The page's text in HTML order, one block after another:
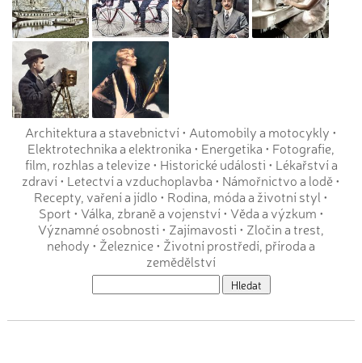
Architektura a stavebnictví• Automobily a motocykly •
Elektrotechnika a elektronika • Energetika • Fotografie,
film, rozhlas a televize• Historické události • Lékařství a
zdraví• Letectví a vzduchoplavba • Námořnictvo a lodě•
Recepty, vaření a jídlo • Rodina, móda a životní styl •
Sport • Válka, zbraně a vojenství• Věda a výzkum •
Významné osobnosti • Zajímavosti • Zločin a trest,
nehody • Železnice• Životní prostředí, příroda a
zemědělství